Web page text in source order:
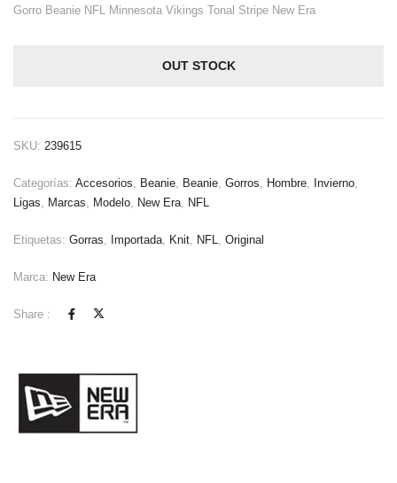
Gorro Beanie NFL Minnesota Vikings Tonal Stripe New Era
OUT STOCK
SKU: 239615
Categorías: Accesorios, Beanie, Beanie, Gorros, Hombre, Invierno,
Ligas, Marcas, Modelo, New Era, NFL
Etiquetas: Gorras, Importada, Knit, NFL, Original
Marca: New Era
Share :